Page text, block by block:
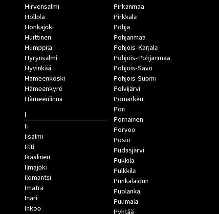
Hirvensalmi
Hollola
Honkajoki
Huittinen
Humppila
Hyrynsalmi
Hyvinkää
Hämeenkoski
Hämeenkyrö
Hämeenlinna
I
Ii
Iisalmi
Iitti
Ikaalinen
Ilmajoki
Ilomantsi
Imatra
Inari
Inkoo
Pirkanmaa
Pirkkala
Pohja
Pohjanmaa
Pohjois-Karjala
Pohjois-Pohjanmaa
Pohjois-Savo
Pohjois-Suomi
Polvijärvi
Pomarkku
Pori
Pornainen
Porvoo
Posio
Pudasjärvi
Pukkila
Pulkkila
Punkalaidun
Puolanka
Puumala
Pyhtää